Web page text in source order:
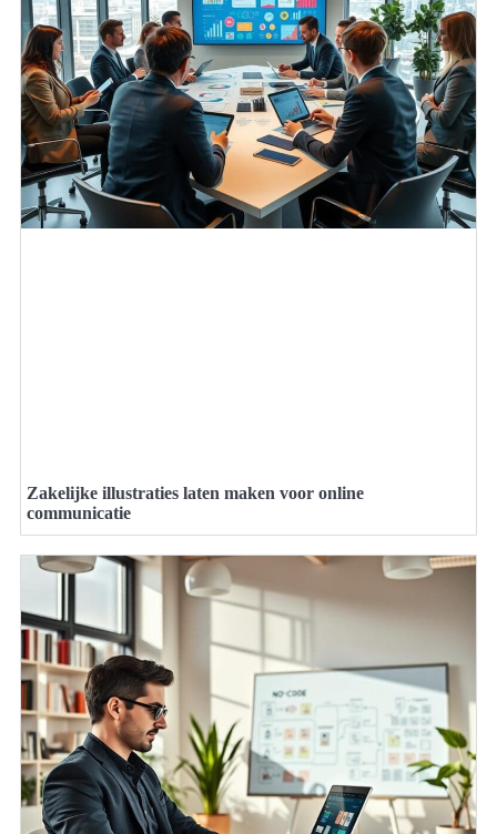
Zakelijke illustraties laten maken voor online
communicatie